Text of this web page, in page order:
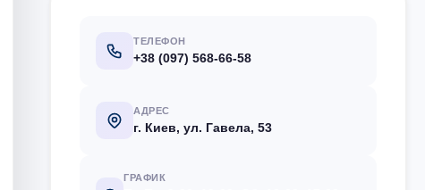
ТЕЛЕФОН
+38 (097) 568-66-58
АДРЕС
г. Киев, ул. Гавела, 53
ГРАФИК